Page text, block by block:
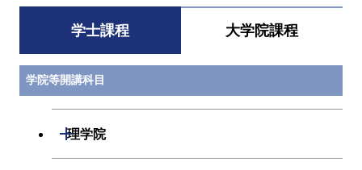
学士課程 大学院課程
学院等開講科目
理学院
開閉